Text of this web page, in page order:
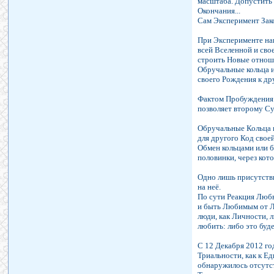
Окончания...
Сам Эксперимент
При Эксперименте
всей Вселенной и
строить Новые
Обручальные кольца
своего Рождения к
Фактом Пробуждения
позволяет второму
Обручальные Кольца
для другого Код
Обмен кольцами или
половинки, через
Одно лишь
на неё.
По сути Реакция
и быть Любимым от
люди, как Личности,
любить: либо это
С 12 Декабря 2012
Триальности, как к
обнаружилось